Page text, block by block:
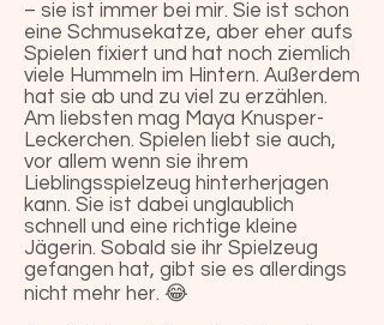
– sie ist immer bei mir. Sie ist schon
eine Schmusekatze, aber eher aufs
Spielen fixiert und hat noch ziemlich
viele Hummeln im Hintern. Außerdem
hat sie ab und zu viel zu erzählen.
Am liebsten mag Maya Knusper-
Leckerchen. Spielen liebt sie auch,
vor allem wenn sie ihrem
Lieblingsspielzeug hinterherjagen
kann. Sie ist dabei unglaublich
schnell und eine richtige kleine
Jägerin. Sobald sie ihr Spielzeug
gefangen hat, gibt sie es allerdings
nicht mehr her. 😂